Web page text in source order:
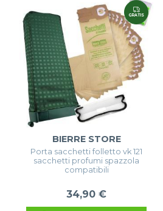
GRATIS
BIERRE STORE
Porta sacchetti folletto vk 121
sacchetti profumi spazzola
compatibili
34,90 €